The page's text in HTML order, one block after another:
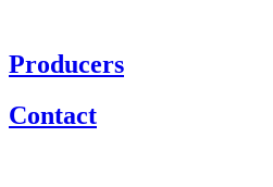
Producers
Contact